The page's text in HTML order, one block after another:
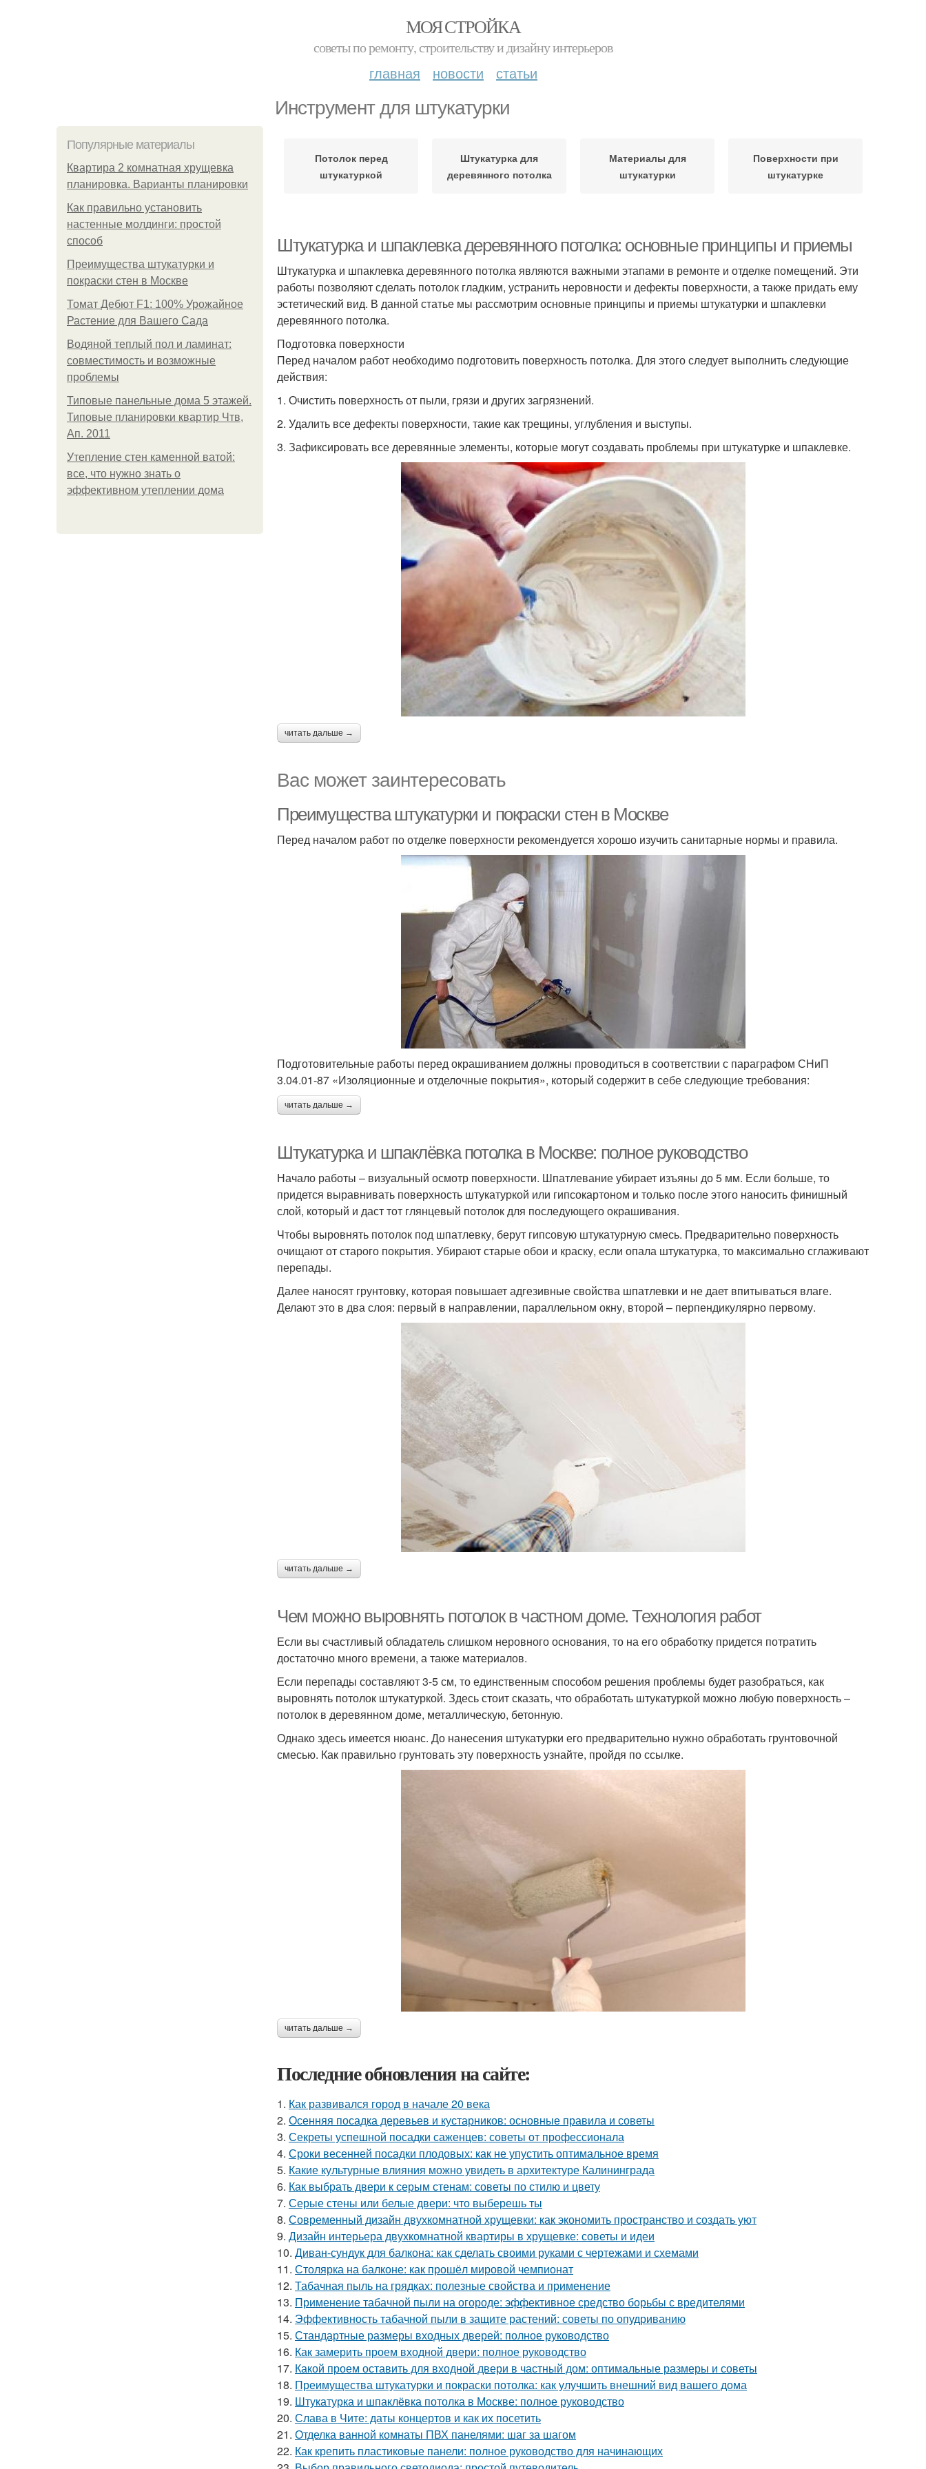
МОЯ СТРОЙКА
советы по ремонту, строительству и дизайну интерьеров
главная новости статьи
Инструмент для штукатурки
Популярные материалы
Квартира 2 комнатная хрущевка
планировка. Варианты планировки
Как правильно установить
настенные молдинги: простой
способ
Преимущества штукатурки и
покраски стен в Москве
Томат Дебют F1: 100% Урожайное
Растение для Вашего Сада
Водяной теплый пол и ламинат:
совместимость и возможные
проблемы
Типовые панельные дома 5 этажей.
Типовые планировки квартир Чтв,
Ап. 2011
Утепление стен каменной ватой:
все, что нужно знать о
эффективном утеплении дома
Потолок перед
штукатуркой
Штукатурка для
деревянного потолка
Материалы для
штукатурки
Поверхности при
штукатурке
Штукатурка и шпаклевка деревянного потолка: основные принципы и приемы
Штукатурка и шпаклевка деревянного потолка являются важными этапами в ремонте и отделке помещений. Эти
работы позволяют сделать потолок гладким, устранить неровности и дефекты поверхности, а также придать ему
эстетический вид. В данной статье мы рассмотрим основные принципы и приемы штукатурки и шпаклевки
деревянного потолка.
Подготовка поверхности
Перед началом работ необходимо подготовить поверхность потолка. Для этого следует выполнить следующие
действия:
1. Очистить поверхность от пыли, грязи и других загрязнений.
2. Удалить все дефекты поверхности, такие как трещины, углубления и выступы.
3. Зафиксировать все деревянные элементы, которые могут создавать проблемы при штукатурке и шпаклевке.
читать дальше →
Вас может заинтересовать
Преимущества штукатурки и покраски стен в Москве
Перед началом работ по отделке поверхности рекомендуется хорошо изучить санитарные нормы и правила.
Подготовительные работы перед окрашиванием должны проводиться в соответствии с параграфом СНиП
3.04.01-87 «Изоляционные и отделочные покрытия», который содержит в себе следующие требования:
читать дальше →
Штукатурка и шпаклёвка потолка в Москве: полное руководство
Начало работы – визуальный осмотр поверхности. Шпатлевание убирает изъяны до 5 мм. Если больше, то
придется выравнивать поверхность штукатуркой или гипсокартоном и только после этого наносить финишный
слой, который и даст тот глянцевый потолок для последующего окрашивания.
Чтобы выровнять потолок под шпатлевку, берут гипсовую штукатурную смесь. Предварительно поверхность
очищают от старого покрытия. Убирают старые обои и краску, если опала штукатурка, то максимально сглаживают
перепады.
Далее наносят грунтовку, которая повышает адгезивные свойства шпатлевки и не дает впитываться влаге.
Делают это в два слоя: первый в направлении, параллельном окну, второй – перпендикулярно первому.
читать дальше →
Чем можно выровнять потолок в частном доме. Технология работ
Если вы счастливый обладатель слишком неровного основания, то на его обработку придется потратить
достаточно много времени, а также материалов.
Если перепады составляют 3-5 см, то единственным способом решения проблемы будет разобраться, как
выровнять потолок штукатуркой. Здесь стоит сказать, что обработать штукатуркой можно любую поверхность –
потолок в деревянном доме, металлическую, бетонную.
Однако здесь имеется нюанс. До нанесения штукатурки его предварительно нужно обработать грунтовочной
смесью. Как правильно грунтовать эту поверхность узнайте, пройдя по ссылке.
читать дальше →
Последние обновления на сайте:
1. Как развивался город в начале 20 века
2. Осенняя посадка деревьев и кустарников: основные правила и советы
3. Секреты успешной посадки саженцев: советы от профессионала
4. Сроки весенней посадки плодовых: как не упустить оптимальное время
5. Какие культурные влияния можно увидеть в архитектуре Калининграда
6. Как выбрать двери к серым стенам: советы по стилю и цвету
7. Серые стены или белые двери: что выберешь ты
8. Современный дизайн двухкомнатной хрущевки: как экономить пространство и создать уют
9. Дизайн интерьера двухкомнатной квартиры в хрущевке: советы и идеи
10. Диван-сундук для балкона: как сделать своими руками с чертежами и схемами
11. Столярка на балконе: как прошёл мировой чемпионат
12. Табачная пыль на грядках: полезные свойства и применение
13. Применение табачной пыли на огороде: эффективное средство борьбы с вредителями
14. Эффективность табачной пыли в защите растений: советы по опудриванию
15. Стандартные размеры входных дверей: полное руководство
16. Как замерить проем входной двери: полное руководство
17. Какой проем оставить для входной двери в частный дом: оптимальные размеры и советы
18. Преимущества штукатурки и покраски потолка: как улучшить внешний вид вашего дома
19. Штукатурка и шпаклёвка потолка в Москве: полное руководство
20. Слава в Чите: даты концертов и как их посетить
21. Отделка ванной комнаты ПВХ панелями: шаг за шагом
22. Как крепить пластиковые панели: полное руководство для начинающих